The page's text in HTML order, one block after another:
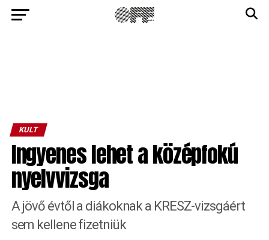
KULT
Ingyenes lehet a középfokú
nyelvvizsga
A jövő évtől a diákoknak a KRESZ-vizsgáért
sem kellene fizetniük